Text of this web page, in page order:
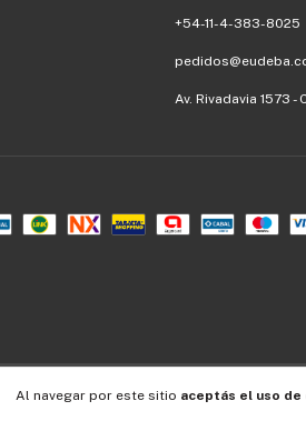
Al navegar por este sitio aceptás el uso de
+54-11-4-383-8025
Av. Rivadavia 1573 -